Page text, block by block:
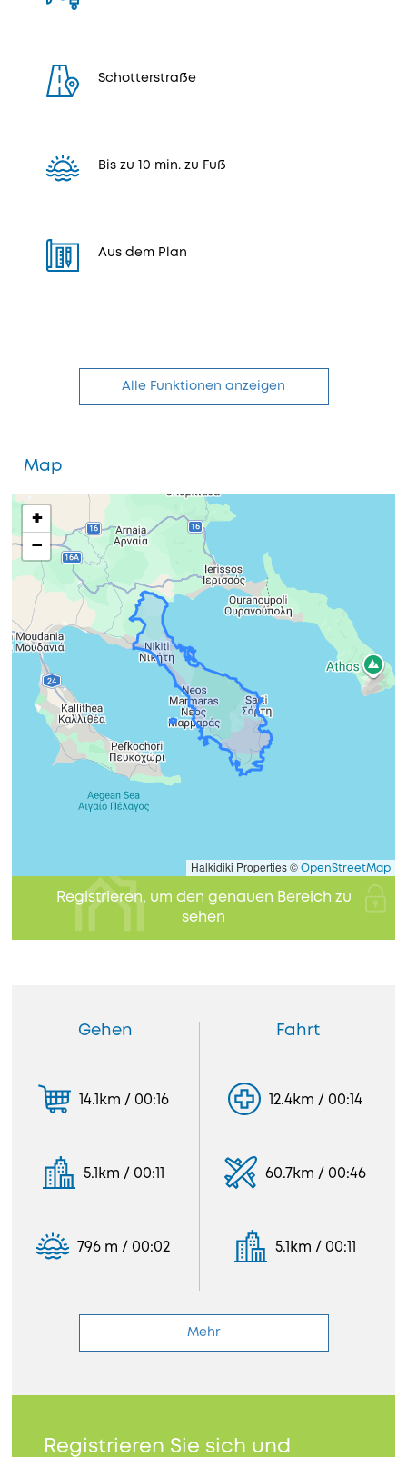
Schotterstraße
Bis zu 10 min. zu Fuß
Aus dem Plan
Alle Funktionen anzeigen
Map
+
−
Halkidiki Properties © OpenStreetMap
Registrieren, um den genauen Bereich zu
sehen
Gehen
14.1km / 00:16
5.1km / 00:11
796 m / 00:02
Fahrt
12.4km / 00:14
60.7km / 00:46
5.1km / 00:11
Mehr
Registrieren Sie sich und